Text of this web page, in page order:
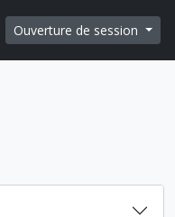
page
Ouverture de session